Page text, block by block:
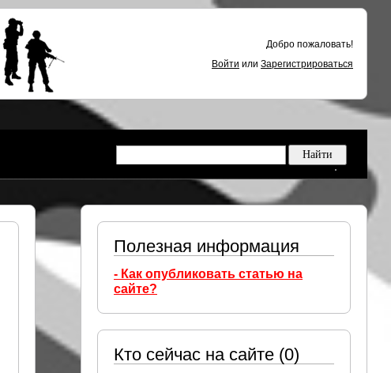
Добро пожаловать!
Войти или Зарегистрироваться
Полезная информация
- Как опубликовать статью на
сайте?
Кто сейчас на сайте (0)